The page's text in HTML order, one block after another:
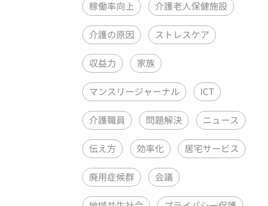
稼働率向上 介護老人保健施設
介護の原因 ストレスケア
収益力 家族
マンスリージャーナル ICT
介護職員 問題解決 ニュース
伝え方 効率化 居宅サービス
廃用症候群 会議